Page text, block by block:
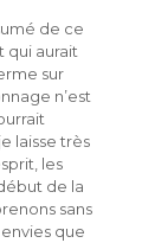
de ce
qui aurait
sur
n’est
laisse très
les
de la
sans
que